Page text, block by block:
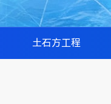
土石方工程